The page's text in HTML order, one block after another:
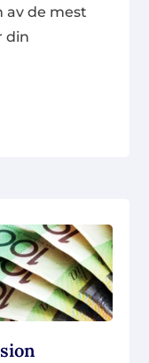
av de mest
din